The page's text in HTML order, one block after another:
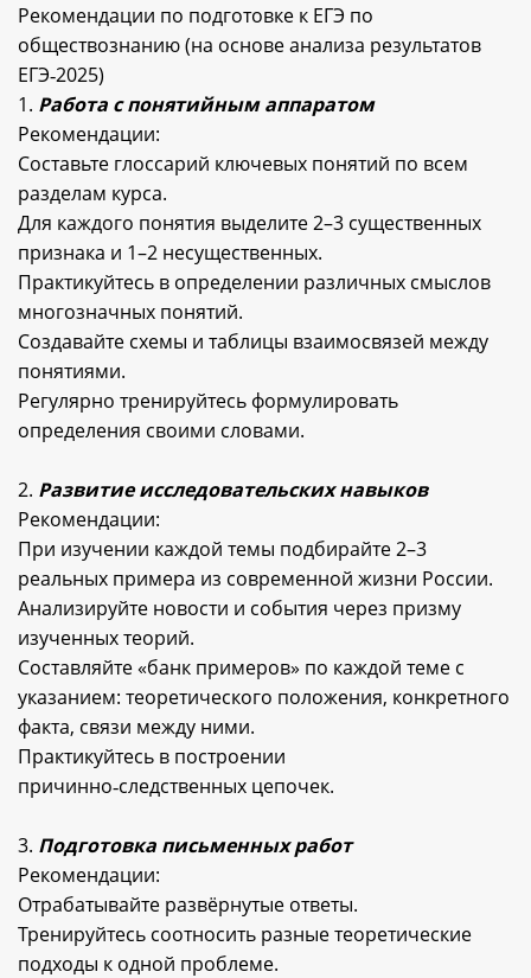
Рекомендации по подготовке к ЕГЭ по
обществознанию (на основе анализа результатов
ЕГЭ‑2025)
1. Работа с понятийным аппаратом
Рекомендации:
Составьте глоссарий ключевых понятий по всем
разделам курса.
Для каждого понятия выделите 2–3 существенных
признака и 1–2 несущественных.
Практикуйтесь в определении различных смыслов
многозначных понятий.
Создавайте схемы и таблицы взаимосвязей между
понятиями.
Регулярно тренируйтесь формулировать
определения своими словами.
2. Развитие исследовательских навыков
Рекомендации:
При изучении каждой темы подбирайте 2–3
реальных примера из современной жизни России.
Анализируйте новости и события через призму
изученных теорий.
Составляйте «банк примеров» по каждой теме с
указанием: теоретического положения, конкретного
факта, связи между ними.
Практикуйтесь в построении
причинно‑следственных цепочек.
3. Подготовка письменных работ
Рекомендации:
Отрабатывайте развёрнутые ответы.
Тренируйтесь соотносить разные теоретические
подходы к одной проблеме.